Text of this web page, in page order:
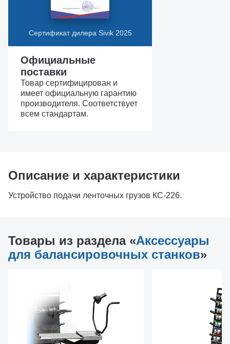
Сертификат дилера Sivik 2025
Официальные
поставки
Товар сертифицирован и
имеет официальную гарантию
производителя. Соответствует
всем стандартам.
Описание и характеристики
Устройство подачи ленточных грузов КС-226.
Товары из раздела «Аксессуары
для балансировочных станков»